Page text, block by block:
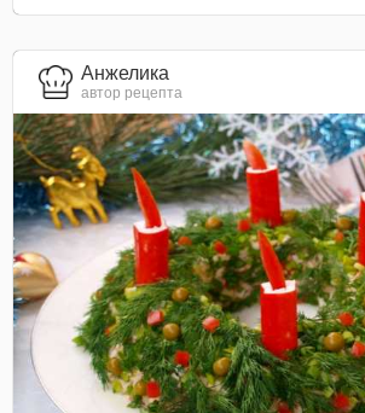
Анжелика
автор рецепта